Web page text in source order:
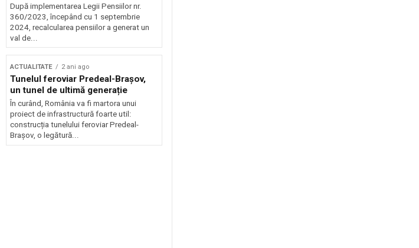
După implementarea Legii Pensiilor nr.
360/2023, începând cu 1 septembrie
2024, recalcularea pensiilor a generat un
val de...
ACTUALITATE 2 ani ago
Tunelul feroviar Predeal-Brașov,
un tunel de ultimă generație
În curând, România va fi martora unui
proiect de infrastructură foarte util:
construcția tunelului feroviar Predeal-
Brașov, o legătură...